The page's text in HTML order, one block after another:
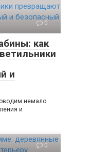
0
как
и
немало
и
0